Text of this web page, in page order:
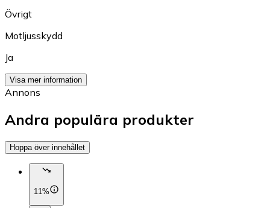
Övrigt
Motljusskydd
Ja
Visa mer information
Annons
Andra populära produkter
Hoppa över innehållet
11%